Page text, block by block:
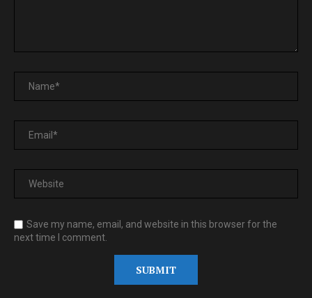
Save my name, email, and website in this browser for the
next time I comment.